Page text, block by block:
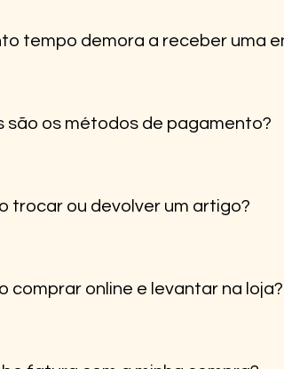
tempo demora a receber uma
são os métodos de pagamento?
trocar ou devolver um artigo?
comprar online e levantar na loja?